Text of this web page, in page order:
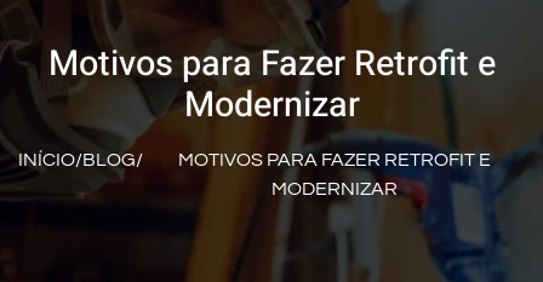
Motivos para Fazer Retrofit e
Modernizar
INÍCIO/BLOG/
MOTIVOS PARA FAZER RETROFIT E
MODERNIZAR